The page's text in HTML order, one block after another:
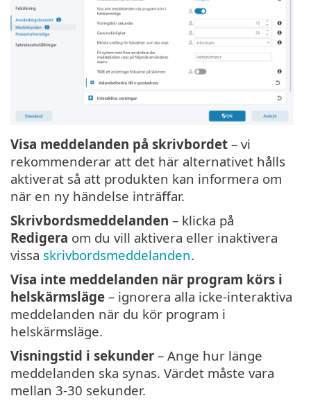
Visa meddelanden på skrivbordet – vi
rekommenderar att det här alternativet hålls
aktiverat så att produkten kan informera om
när en ny händelse inträffar.
Skrivbordsmeddelanden – klicka på
Redigera om du vill aktivera eller inaktivera
vissa skrivbordsmeddelanden.
Visa inte meddelanden när program körs i
helskärmsläge – ignorera alla icke-interaktiva
meddelanden när du kör program i
helskärmsläge.
Visningstid i sekunder – Ange hur länge
meddelanden ska synas. Värdet måste vara
mellan 3-30 sekunder.